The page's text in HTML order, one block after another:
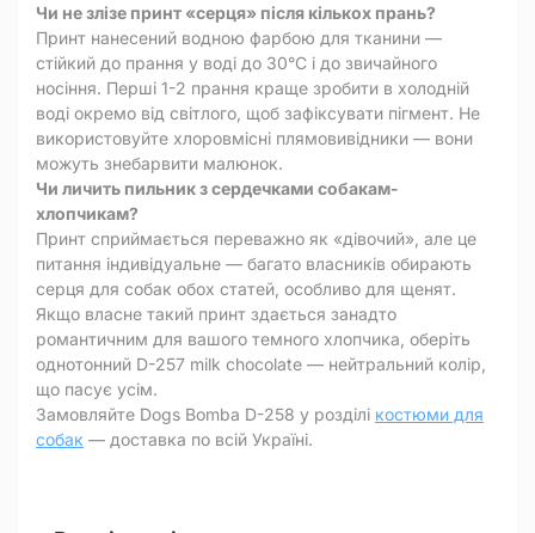
Чи не злізе принт «серця» після кількох прань?
Принт нанесений водною фарбою для тканини —
стійкий до прання у воді до 30°C і до звичайного
носіння. Перші 1-2 прання краще зробити в холодній
воді окремо від світлого, щоб зафіксувати пігмент. Не
використовуйте хлоровмісні плямовивідники — вони
можуть знебарвити малюнок.
Чи личить пильник з сердечками собакам-
хлопчикам?
Принт сприймається переважно як «дівочий», але це
питання індивідуальне — багато власників обирають
серця для собак обох статей, особливо для щенят.
Якщо власне такий принт здається занадто
романтичним для вашого темного хлопчика, оберіть
однотонний D-257 milk chocolate — нейтральний колір,
що пасує усім.
Замовляйте Dogs Bomba D-258 у розділі костюми для
собак — доставка по всій Україні.